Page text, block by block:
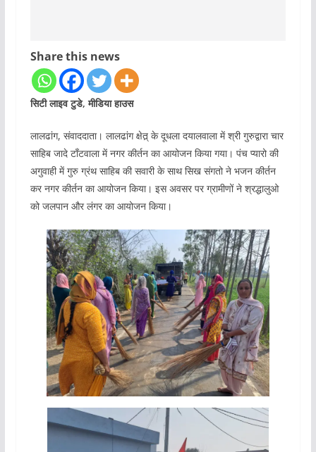
Share this news
सिटी लाइव टुडे, मीडिया हाउस
लालढांग, संवाददाता। लालढांग क्षेत्र् के दूधला दयालवाला में श्री गुरुद्वारा चार
साहिब जादे टाँटवाला में नगर कीर्तन का आयोजन किया गया। पंच प्यारो की
अगुवाही में गुरु ग्रंथ साहिब की सवारी के साथ सिख संगतो ने भजन कीर्तन
कर नगर कीर्तन का आयोजन किया। इस अवसर पर ग्रामीणों ने श्रद्धालुओ
को जलपान और लंगर का आयोजन किया।